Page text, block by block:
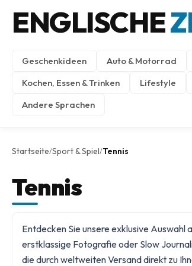
ENGLISCHE
Geschenkideen Auto & Motorrad
Kochen, Essen & Trinken
Lifestyle
Andere Sprachen
Startseite/Sport & Spiel/Tennis
Tennis
Entdecken Sie unsere exklusive
erstklassige Fotografie oder Slow
die durch weltweiten Versand direkt zu